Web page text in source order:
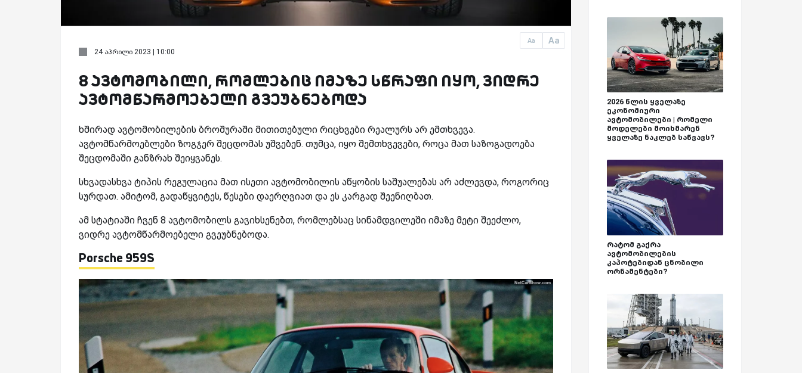
Aa Aa
24 აპრილი 2023 | 10:00
8 ავტომობილი, რომლებიც იმაზე სწრაფი იყო, ვიდრე
ავტომწარმოებელი გვეუბნებოდა
ხშირად ავტომობილების ბროშურაში მითითებული რიცხვები რეალურს არ ემთხვევა.
ავტომწარმოებლები ზოგჯერ შეცდომას უშვებენ. თუმცა, იყო შემთხვევები, როცა მათ საზოგადოება
შეცდომაში განზრახ შეიყვანეს.
სხვადასხვა ტიპის რეგულაცია მათ ისეთი ავტომობილის აწყობის საშუალებას არ აძლევდა, როგორიც
სურდათ. ამიტომ, გადაწყვიტეს, წესები დაერღვიათ და ეს კარგად შეენიღბათ.
ამ სტატიაში ჩვენ 8 ავტომობილს გავიხსენებთ, რომლებსაც სინამდვილეში იმაზე მეტი შეეძლო,
ვიდრე ავტომწარმოებელი გვეუბნებოდა.
Porsche 959S
2026 წლის ყველაზე
ეკონომიური
ავტომობილები | რომელი
მოდელები მოიხმარენ
ყველაზე ნაკლებ საწვავს?
რატომ გაქრა
ავტომობილების
კაპოტებიდან ცნობილი
ორნამენტები?